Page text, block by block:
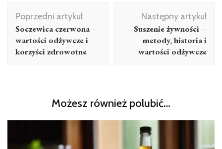
Nawigacja
wpisu
Poprzedni artykuł
Soczewica czerwona –
wartości odżywcze i
korzyści zdrowotne
Następny artykuł
Suszenie żywności –
metody, historia i
wartości odżywcze
Możesz również polubić…